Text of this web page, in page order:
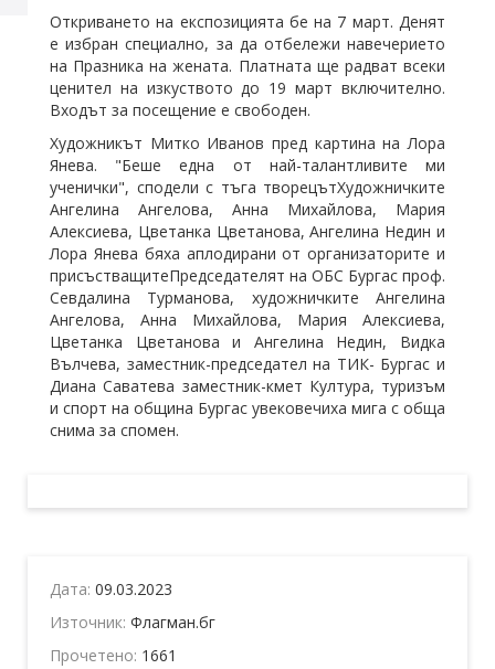
Откриването на експозицията бе на 7 март. Денят
е избран специално, за да отбележи навечерието
на Празника на жената. Платната ще радват всеки
ценител на изкуството до 19 март включително.
Входът за посещение е свободен.
Художникът Митко Иванов пред картина на Лора
Янева. "Беше една от най-талантливите ми
ученички", сподели с тъга творецътХудожничките
Ангелина Ангелова, Анна Михайлова, Мария
Алексиева, Цветанка Цветанова, Ангелина Недин и
Лора Янева бяха аплодирани от организаторите и
присъстващитеПредседателят на ОБС Бургас проф.
Севдалина Турманова, художничките Ангелина
Ангелова, Анна Михайлова, Мария Алексиева,
Цветанка Цветанова и Ангелина Недин, Видка
Вълчева, заместник-председател на ТИК- Бургас и
Диана Саватева заместник-кмет Култура, туризъм
и спорт на община Бургас увековечиха мига с обща
снима за спомен.
Дата: 09.03.2023
Източник: Флагман.бг
Прочетено: 1661